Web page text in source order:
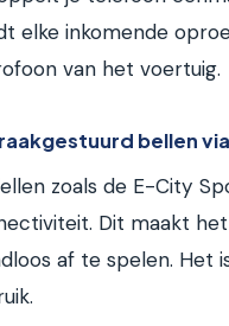
elke inkomende
van het voertuig.
bellen
zoals de E-City
Dit maakt
af te spelen. Het